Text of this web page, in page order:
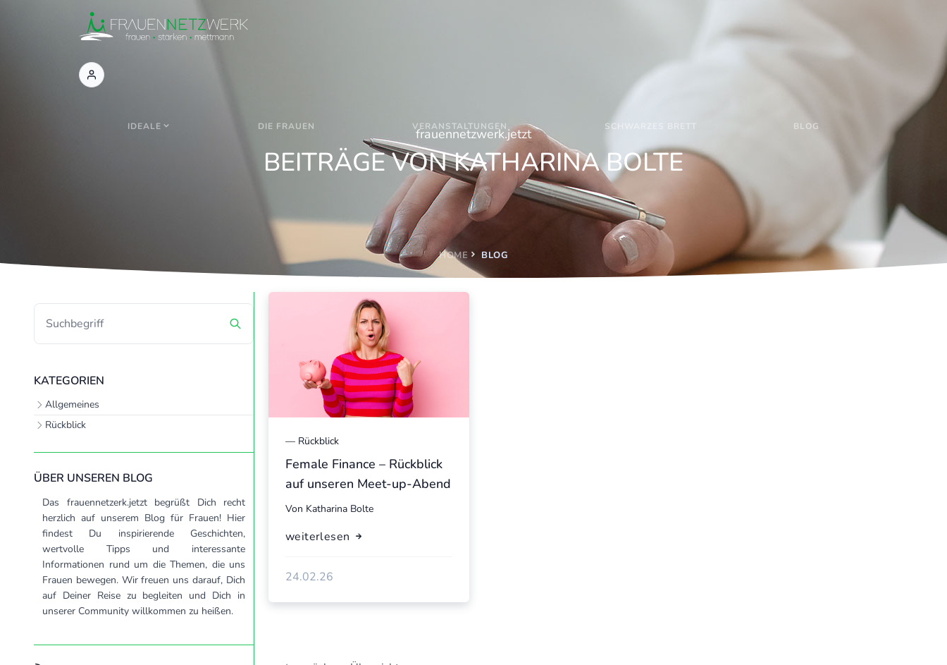
IDEALE DIE FRAUEN VERANSTALTUNGEN SCHWARZES BRETT BLOG
frauennetzwerk.jetzt
BEITRÄGE VON KATHARINA BOLTE
HOME BLOG
KATEGORIEN
Allgemeines
Rückblick
ÜBER UNSEREN BLOG
Das frauennetzerk.jetzt begrüßt Dich recht
herzlich auf unserem Blog für Frauen! Hier
findest Du inspirierende Geschichten,
wertvolle Tipps und interessante
Informationen rund um die Themen, die uns
Frauen bewegen. Wir freuen uns darauf, Dich
auf Deiner Reise zu begleiten und Dich in
unserer Community willkommen zu heißen.
— Rückblick
Female Finance – Rückblick
auf unseren Meet-up-Abend
Von Katharina Bolte
weiterlesen
24.02.26